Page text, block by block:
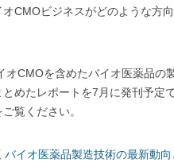
CMOビジネスがどのような方向
CMOを含めたバイオ医薬品の
めたレポートを7月に発刊予定
覧ください。
バイオ医薬品製造技術の最新動